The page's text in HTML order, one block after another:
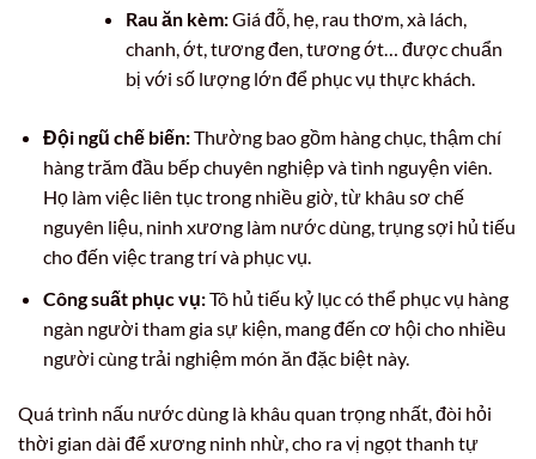
Rau ăn kèm:Giá đỗ, hẹ, rau thơm, xà lách,
chanh, ớt, tương đen, tương ớt… được chuẩn
bị với số lượng lớn để phục vụ thực khách.
Đội ngũ chế biến:Thường bao gồm hàng chục, thậm chí
hàng trăm đầu bếp chuyên nghiệp và tình nguyện viên.
Họ làm việc liên tục trong nhiều giờ, từ khâu sơ chế
nguyên liệu, ninh xương làm nước dùng, trụng sợi hủ tiếu
cho đến việc trang trí và phục vụ.
Công suất phục vụ:Tô hủ tiếu kỷ lục có thể phục vụ hàng
ngàn người tham gia sự kiện, mang đến cơ hội cho nhiều
người cùng trải nghiệm món ăn đặc biệt này.
Quá trình nấu nước dùng là khâu quan trọng nhất, đòi hỏi
thời gian dài để xương ninh nhừ, cho ra vị ngọt thanh tự